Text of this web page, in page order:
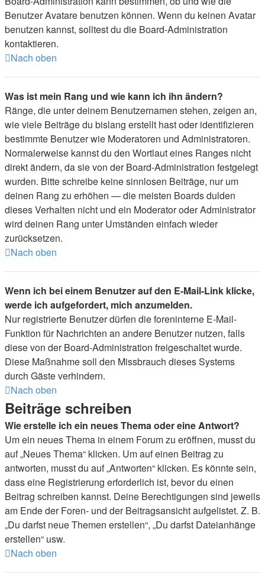
Benutzer Avatare benutzen können. Wenn du keinen Avatar
benutzen kannst, solltest du die Board-Administration
kontaktieren.
Nach oben
Was ist mein Rang und wie kann ich ihn ändern?
Ränge, die unter deinem Benutzernamen stehen, zeigen an,
wie viele Beiträge du bislang erstellt hast oder identifizieren
bestimmte Benutzer wie Moderatoren und Administratoren.
Normalerweise kannst du den Wortlaut eines Ranges nicht
direkt ändern, da sie von der Board-Administration festgelegt
wurden. Bitte schreibe keine sinnlosen Beiträge, nur um
deinen Rang zu erhöhen — die meisten Boards dulden
dieses Verhalten nicht und ein Moderator oder Administrator
wird deinen Rang unter Umständen einfach wieder
zurücksetzen.
Nach oben
Wenn ich bei einem Benutzer auf den E-Mail-Link klicke,
werde ich aufgefordert, mich anzumelden.
Nur registrierte Benutzer dürfen die foreninterne E-Mail-
Funktion für Nachrichten an andere Benutzer nutzen, falls
diese von der Board-Administration freigeschaltet wurde.
Diese Maßnahme soll den Missbrauch dieses Systems
durch Gäste verhindern.
Nach oben
Beiträge schreiben
Wie erstelle ich ein neues Thema oder eine Antwort?
Um ein neues Thema in einem Forum zu eröffnen, musst du
auf „Neues Thema“ klicken. Um auf einen Beitrag zu
antworten, musst du auf „Antworten“ klicken. Es könnte sein,
dass eine Registrierung erforderlich ist, bevor du einen
Beitrag schreiben kannst. Deine Berechtigungen sind jeweils
am Ende der Foren- und der Beitragsansicht aufgelistet. Z. B.
„Du darfst neue Themen erstellen“, „Du darfst Dateianhänge
erstellen“ usw.
Nach oben